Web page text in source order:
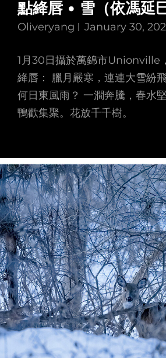
點絳唇 • 雪（依馮延
Oliveryang January 30,
1月30日攝於萬錦市Unionville
絳唇： 臘月嚴寒，連連大雪紛
何日東風雨？ 一澗奔騰，春水
鴨歡集聚。花放千千樹。